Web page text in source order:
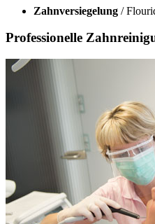
Zahnversiegelung /
Professionelle